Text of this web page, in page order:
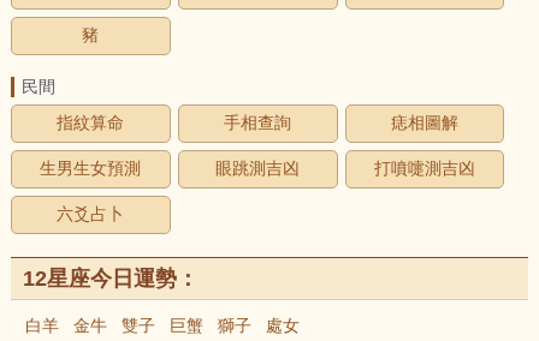
豬
民間
指紋算命
手相查詢 痣相圖解
生男生女預測 眼跳測吉凶 打噴嚏測吉凶
六爻占卜
12星座今日運勢：
白羊 金牛 雙子 巨蟹 獅子 處女